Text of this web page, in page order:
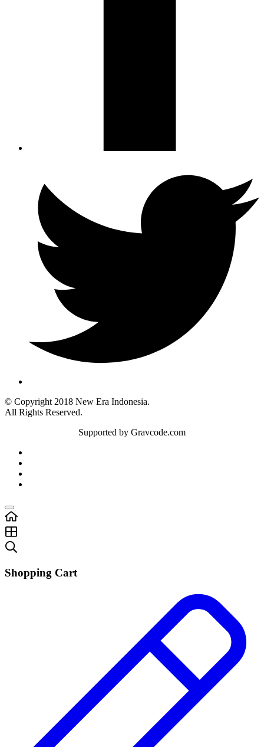
© Copyright 2018 New Era Indonesia.
All Rights Reserved.
Supported by Gravcode.com
Shopping Cart